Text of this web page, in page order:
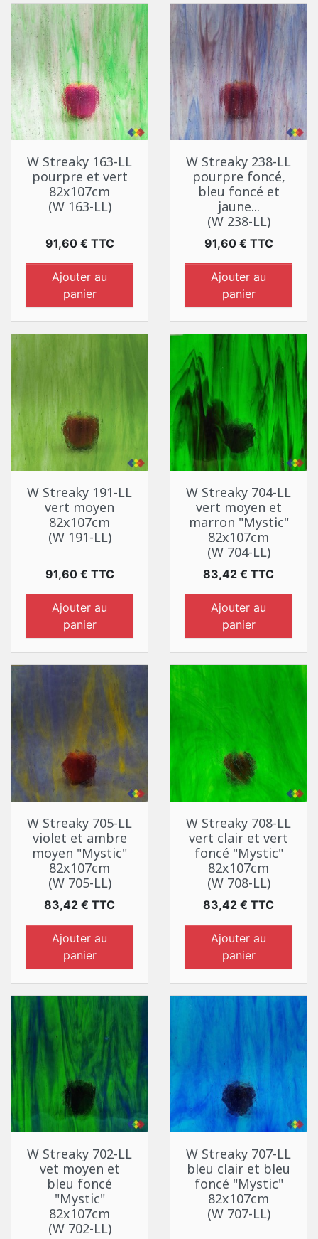
W Streaky 163-LL
pourpre et vert
82x107cm
(W 163-LL)
Prix
91,60 € TTC
Ajouter au
panier
W Streaky 238-LL
pourpre foncé,
bleu foncé et
jaune...
(W 238-LL)
Prix
91,60 € TTC
Ajouter au
panier
W Streaky 191-LL
vert moyen
82x107cm
(W 191-LL)
Prix
91,60 € TTC
Ajouter au
panier
W Streaky 704-LL
vert moyen et
marron "Mystic"
82x107cm
(W 704-LL)
Prix
83,42 € TTC
Ajouter au
panier
W Streaky 705-LL
violet et ambre
moyen "Mystic"
82x107cm
(W 705-LL)
Prix
83,42 € TTC
Ajouter au
panier
W Streaky 708-LL
vert clair et vert
foncé "Mystic"
82x107cm
(W 708-LL)
Prix
83,42 € TTC
Ajouter au
panier
W Streaky 702-LL
vet moyen et
bleu foncé
"Mystic"
82x107cm
(W 702-LL)
W Streaky 707-LL
bleu clair et bleu
foncé "Mystic"
82x107cm
(W 707-LL)